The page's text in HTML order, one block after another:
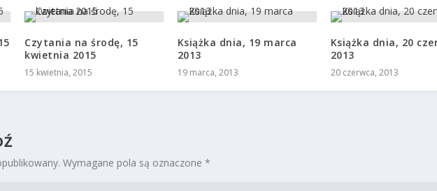
Czytania na środę, 15
kwietnia 2015
15 kwietnia, 2015
Książka dnia, 19 marca
2013
19 marca, 2013
Książka dnia, 20
2013
20 czerwca, 2013
Wymagane pola są oznaczone*